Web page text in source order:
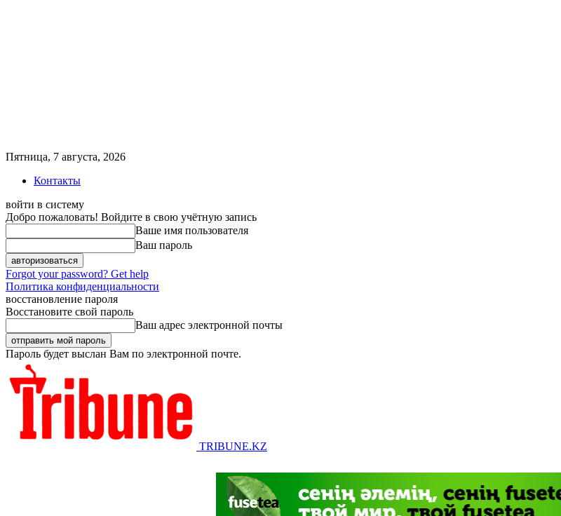
Пятница, 7 августа, 2026
Контакты
войти в систему
Добро пожаловать! Войдите в свою учётную запись
Ваше имя пользователя
Ваш пароль
Forgot your password? Get help
Политика конфиденциальности
восстановление пароля
Восстановите свой пароль
Ваш адрес электронной почты
Пароль будет выслан Вам по электронной почте.
TRIBUNE.KZ